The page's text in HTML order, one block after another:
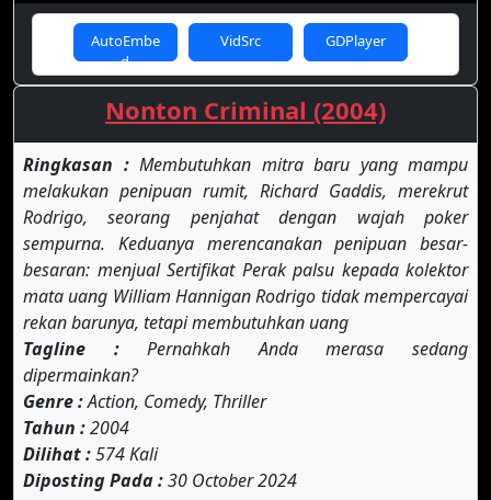
AutoEmbe
d
VidSrc GDPlayer
Nonton Criminal (2004)
Ringkasan :Membutuhkan mitra baru yang mampu
melakukan penipuan rumit, Richard Gaddis, merekrut
Rodrigo, seorang penjahat dengan wajah poker
sempurna. Keduanya merencanakan penipuan besar-
besaran: menjual Sertifikat Perak palsu kepada kolektor
mata uang William Hannigan Rodrigo tidak mempercayai
rekan barunya, tetapi membutuhkan uang
Tagline :Pernahkah Anda merasa sedang
dipermainkan?
Genre :Action, Comedy, Thriller
Tahun :2004
Dilihat :574 Kali
Diposting Pada :30 October 2024